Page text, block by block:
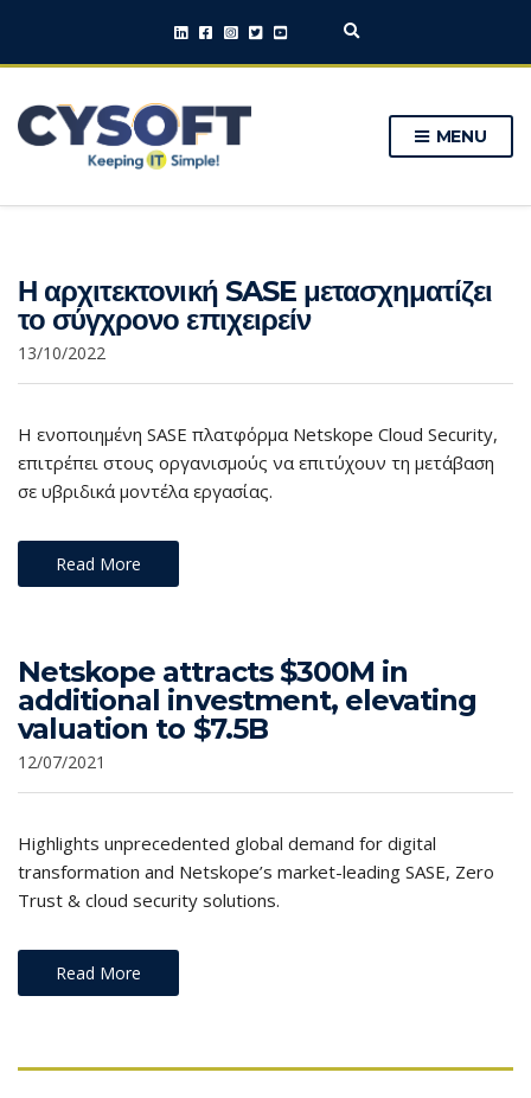
E
p
a
f
o
MENU
Η αρχιτεκτονική SASE μετασχηματίζει
το σύγχρονο επιχειρείν
13/10/2022
Η ενοποιημένη SASE πλατφόρμα Netskope Cloud Security,
επιτρέπει στους οργανισμούς να επιτύχουν τη μετάβαση
σε υβριδικά μοντέλα εργασίας.
Read More
Netskope attracts $300M in
additional investment, elevating
valuation to $7.5B
12/07/2021
Highlights unprecedented global demand for digital
transformation and Netskope’s market-leading SASE, Zero
Trust & cloud security solutions.
Read More